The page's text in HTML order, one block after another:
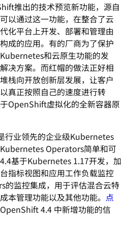
推出的技术预览新功能，源自
以通过这一功能，在整合了云
化平台上开发、部署和管理由
成的应用。有的厂商为了保护
和云原生功能的发
决方案。而红帽的做法正好相
栈向开放创新层发展，让客户
真正按照自己的速度进行转
OpenShift虚拟化的全新容器原
行业领先的企业级Kubernetes
Operators简单和可
基于Kubernetes 1.17开发，加
指标视图和应用工作负载监控
的监控集成，用于评估混合云特
本管理功能以及其他功能。 点
4.4 中新增功能的信